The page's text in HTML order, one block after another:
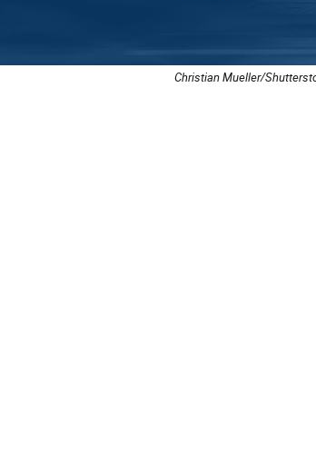
Christian Mueller/